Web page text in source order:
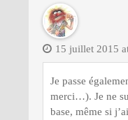
15 juillet 2015
Je passe
merci…). Je ne
base, même si